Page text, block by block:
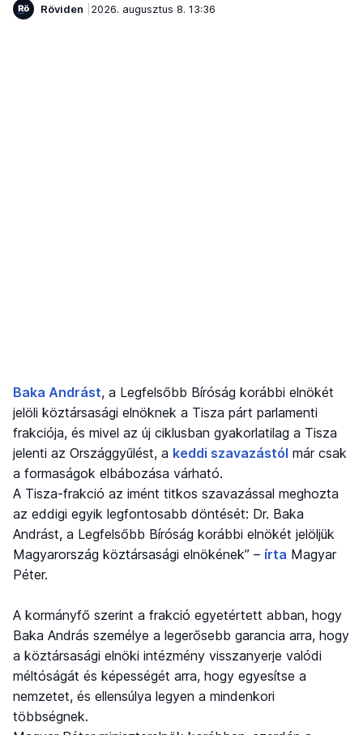
Röviden
2026. augusztus 8. 13:36
Baka Andrást, a Legfelsőbb Bíróság korábbi elnökét
jelöli köztársasági elnöknek a Tisza párt parlamenti
frakciója, és mivel az új ciklusban gyakorlatilag a Tisza
jelenti az Országgyűlést, a keddi szavazástól már csak
a formaságok elbábozása várható.
A Tisza-frakció az imént titkos szavazással meghozta
az eddigi egyik legfontosabb döntését: Dr. Baka
Andrást, a Legfelsőbb Bíróság korábbi elnökét jelöljük
Magyarország köztársasági elnökének” – írta Magyar
Péter.
A kormányfő szerint a frakció egyetértett abban, hogy
Baka András személye a legerősebb garancia arra, hogy
a köztársasági elnöki intézmény visszanyerje valódi
méltóságát és képességét arra, hogy egyesítse a
nemzetet, és ellensúlya legyen a mindenkori
többségnek.